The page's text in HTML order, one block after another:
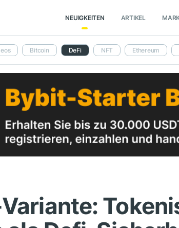
NEUIGKEITEN ARTIKEL
Bitcoin DeFi NFT Ethereum